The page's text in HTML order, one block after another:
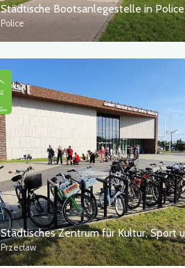
Städtische Bootsanlegestelle in Police
Police
Przecław